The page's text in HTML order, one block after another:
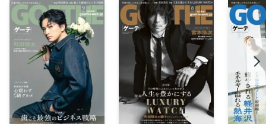
ニックが提供する究極のホスピタリティ
歯科特集／最強の歯を目指せ勝者のオーラルギア
歯科特集／健やかな歯と笑顔で第一印象を圧倒する 俳優山
本美月／スマイル･マネジメント
歯科特集／人生のパフォーマンスを上げる口元の教養
歯科特集／COLUMN 未来の歯の再生治療、「歯生え薬」の
現在地
スペシャルインタビュー町田啓太／しなやかに強く